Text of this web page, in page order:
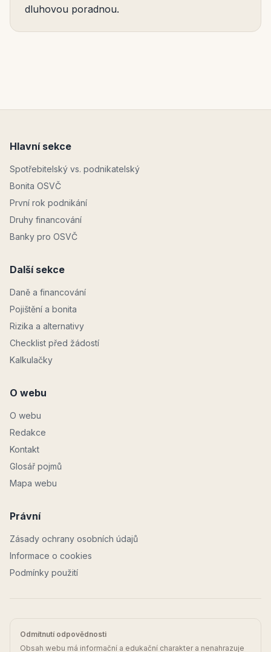
dluhovou poradnou.
Hlavní sekce
Spotřebitelský vs. podnikatelský
Bonita OSVČ
První rok podnikání
Druhy financování
Banky pro OSVČ
Další sekce
Daně a financování
Pojištění a bonita
Rizika a alternativy
Checklist před žádostí
Kalkulačky
O webu
O webu
Redakce
Kontakt
Glosář pojmů
Mapa webu
Právní
Zásady ochrany osobních údajů
Informace o cookies
Podmínky použití
Odmítnutí odpovědnosti
Obsah webu má informační a edukační charakter a nenahrazuje